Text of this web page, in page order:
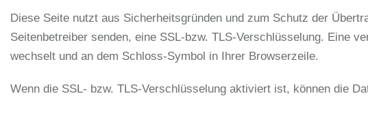
Diese Seite nutzt aus Sicherheitsgründen und zum Schutz der
Seitenbetreiber senden, eine SSL-bzw. TLS-Verschlüsselung. Eine
wechselt und an dem Schloss-Symbol in Ihrer Browserzeile.
Wenn die SSL- bzw. TLS-Verschlüsselung aktiviert ist, können die